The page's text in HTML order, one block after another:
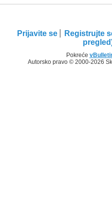
Prijavite se Registrujte
Pokreće
Autorsko pravo © 2000-2026